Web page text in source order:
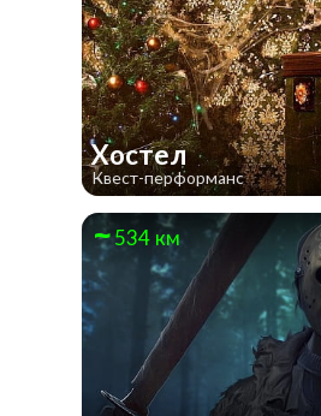
Хостел
Квест-перформанс
534 км